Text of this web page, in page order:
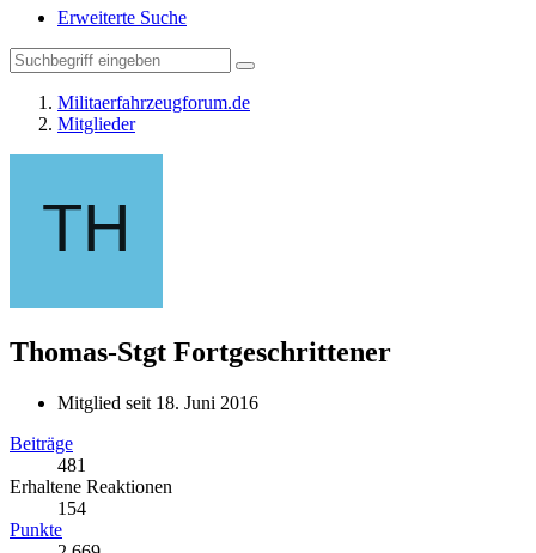
Erweiterte Suche
Militaerfahrzeugforum.de
Mitglieder
Thomas-Stgt Fortgeschrittener
Mitglied seit 18. Juni 2016
Beiträge
481
Erhaltene Reaktionen
154
Punkte